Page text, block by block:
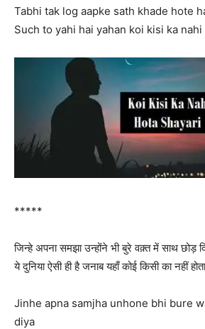
Tabhi tak log aapke sath khade hote
Such to yahi hai yahan koi kisi ka nahi
*****
जिन्हे अपना समझा उन्होंने भी बुरे वक़्त में साथ छोड़
ये दुनिया ऐसी ही है जनाब यहाँ कोई किसी का नहीं
Jinhe apna samjha unhone bhi bure
diya